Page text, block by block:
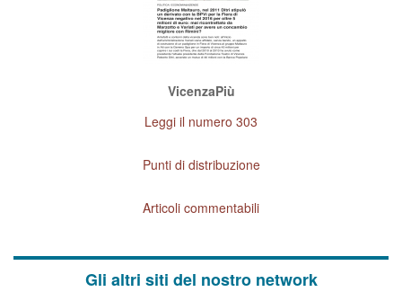
VicenzaPiù
Leggi il numero 303
Punti di distribuzione
Articoli commentabili
Gli altri siti del nostro network